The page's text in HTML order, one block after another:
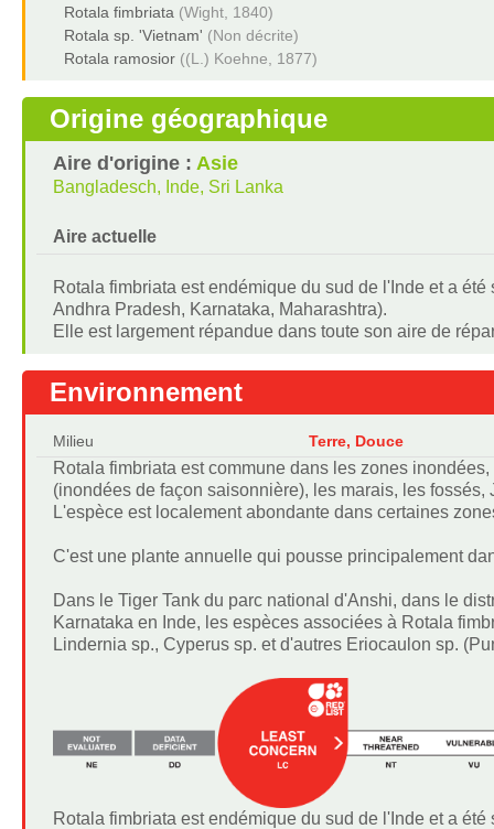
Rotala fimbriata (Wight, 1840)
Rotala sp. 'Vietnam' (Non décrite)
Rotala ramosior ((L.) Koehne, 1877)
Origine géographique
Aire d'origine : Asie
Bangladesch, Inde, Sri Lanka
Aire actuelle
Rotala fimbriata est endémique du sud de l'Inde et a
Andhra Pradesh, Karnataka, Maharashtra).
Elle est largement répandue dans toute son aire de
Environnement
Milieu Terre, Douce
Rotala fimbriata est commune dans les zones
(inondées de façon saisonnière), les marais, les fossés,
L'espèce est localement abondante dans certaines
C'est une plante annuelle qui pousse principalement
Dans le Tiger Tank du parc national d'Anshi, dans le
Karnataka en Inde, les espèces associées à Rotala
Lindernia sp., Cyperus sp. et d'autres Eriocaulon sp.
Rotala fimbriata est endémique du sud de l'Inde et a